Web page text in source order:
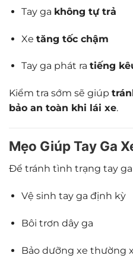
Tay ga không tự trả
Xe tăng tốc chậm
Tay ga phát ra tiếng
Kiểm tra sớm sẽ giúp
bảo an toàn khi lái xe.
Mẹo Giúp Tay Ga
Để tránh tình trạng tay
Vệ sinh tay ga định kỳ
Bôi trơn dây ga
Bảo dưỡng xe thường